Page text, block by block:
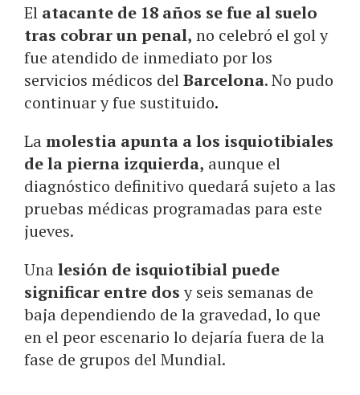
El atacante de 18 años se fue al suelo
tras cobrar un penal, no celebró el gol y
fue atendido de inmediato por los
servicios médicos delBarcelona. No pudo
continuar y fue sustituido.
Lamolestia apunta a los isquiotibiales
de la pierna izquierda, aunque el
diagnóstico definitivo quedará sujeto a las
pruebas médicas programadas para este
jueves.
Unalesión de isquiotibial puede
significar entre dosy seis semanas de
baja dependiendo de la gravedad, lo que
en el peor escenario lo dejaría fuera de la
fase de grupos del Mundial.